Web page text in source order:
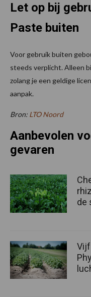
Let op bij
Paste buiten
Voor gebruik buiten
steeds verplicht. Alleen
zolang je een geldige
aanpak.
Bron: LTO Noord
Aanbevolen
gevaren
de